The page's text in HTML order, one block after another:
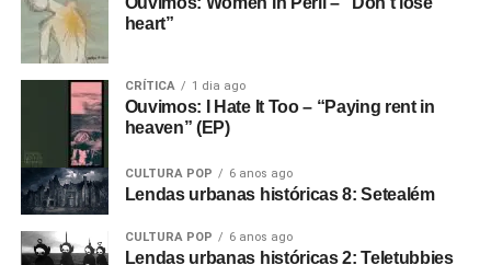
heart”
CRÍTICA 1 dia ago
Ouvimos: I Hate It Too – “Paying rent in
heaven” (EP)
CULTURA POP 6 anos ago
Lendas urbanas históricas 8: Setealém
CULTURA POP 6 anos ago
Lendas urbanas históricas 2: Teletubbies